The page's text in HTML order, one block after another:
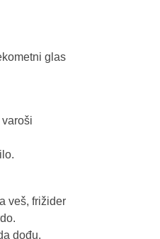
glas
varoši
veš, frižider
dođu.